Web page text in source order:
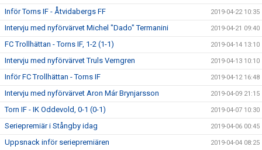
Inför Torns IF - Åtvidabergs FF 2019-04-22 10:35
Intervju med nyförvärvet Michel "Dado" Termanini 2019-04-21 09:40
FC Trollhättan - Torns IF, 1-2 (1-1) 2019-04-14 13:10
Intervju med nyförvärvet Truls Verngren 2019-04-13 10:10
Inför FC Trollhättan - Torns IF 2019-04-12 16:48
Intervju med nyförvärvet Aron Már Brynjarsson 2019-04-09 21:15
Torn IF - IK Oddevold, 0-1 (0-1) 2019-04-07 10:30
Seriepremiär i Stångby idag 2019-04-06 00:45
Uppsnack inför seriepremiären 2019-04-04 08:25